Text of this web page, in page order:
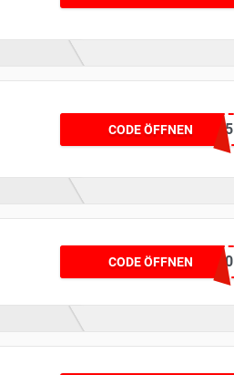
CODE ÖFFNENSNOW25
CODE ÖFFNENDRESS30